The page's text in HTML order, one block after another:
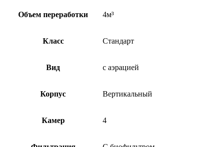
Объем переработки 4м³
Класс Стандарт
Вид с аэрацией
Корпус Вертикальный
Камер 4